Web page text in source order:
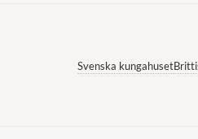
Svenska kungahuset